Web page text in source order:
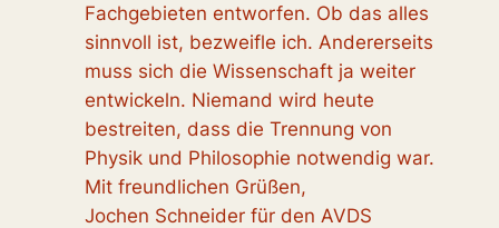
Fachgebieten entworfen. Ob das alles
sinnvoll ist, bezweifle ich. Andererseits
muss sich die Wissenschaft ja weiter
entwickeln. Niemand wird heute
bestreiten, dass die Trennung von
Physik und Philosophie notwendig war.
Mit freundlichen Grüßen,
Jochen Schneider für den AVDS